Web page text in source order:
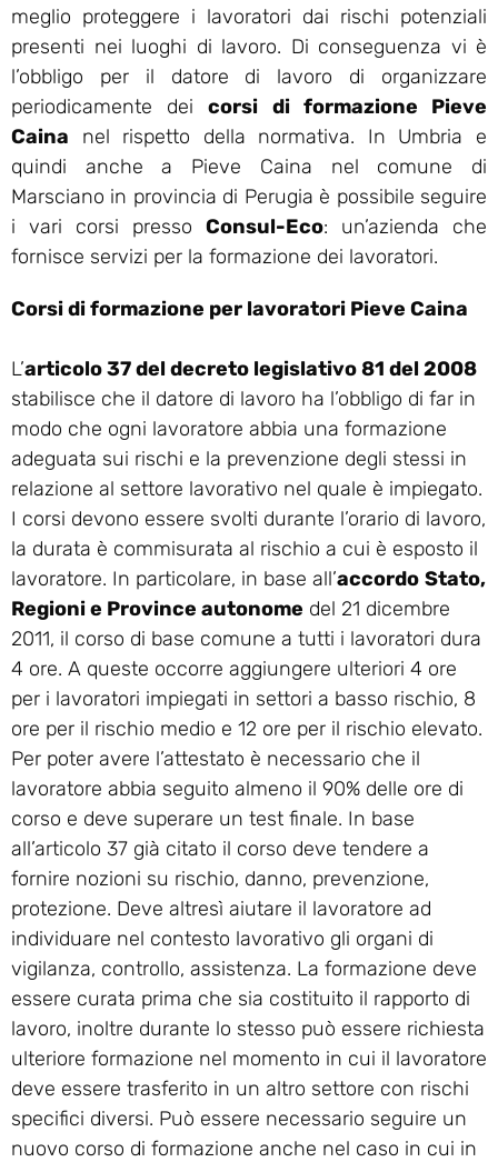
meglio proteggere i lavoratori dai rischi potenziali
presenti nei luoghi di lavoro. Di conseguenza vi è
l’obbligo per il datore di lavoro di organizzare
periodicamente deicorsi di formazione Pieve
Caina nel rispetto della normativa. In Umbria e
quindi anche a Pieve Caina nel comune di
Marsciano in provincia di Perugia è possibile seguire
i vari corsi presso Consul-Eco: un’azienda che
fornisce servizi per la formazione dei lavoratori.
Corsi di formazione per lavoratori Pieve Caina
L’articolo 37 del decreto legislativo 81 del 2008
stabilisce che il datore di lavoro ha l’obbligo di far in
modo che ogni lavoratore abbia una formazione
adeguata sui rischi e la prevenzione degli stessi in
relazione al settore lavorativo nel quale è impiegato.
I corsi devono essere svolti durante l’orario di lavoro,
la durata è commisurata al rischio a cui è esposto il
lavoratore. In particolare, in base all’accordo Stato,
Regioni e Province autonome del 21 dicembre
2011, il corso di base comune a tutti i lavoratori dura
4 ore. A queste occorre aggiungere ulteriori 4 ore
per i lavoratori impiegati in settori a basso rischio, 8
ore per il rischio medio e 12 ore per il rischio elevato.
Per poter avere l’attestato è necessario che il
lavoratore abbia seguito almeno il 90% delle ore di
corso e deve superare un test finale. In base
all’articolo 37 già citato il corso deve tendere a
fornire nozioni su rischio, danno, prevenzione,
protezione. Deve altresì aiutare il lavoratore ad
individuare nel contesto lavorativo gli organi di
vigilanza, controllo, assistenza. La formazione deve
essere curata prima che sia costituito il rapporto di
lavoro, inoltre durante lo stesso può essere richiesta
ulteriore formazione nel momento in cui il lavoratore
deve essere trasferito in un altro settore con rischi
specifici diversi. Può essere necessario seguire un
nuovo corso di formazione anche nel caso in cui in